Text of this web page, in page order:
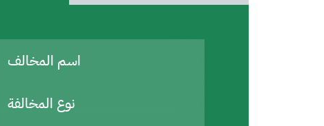
اسم المخالف
نوع المخالفة